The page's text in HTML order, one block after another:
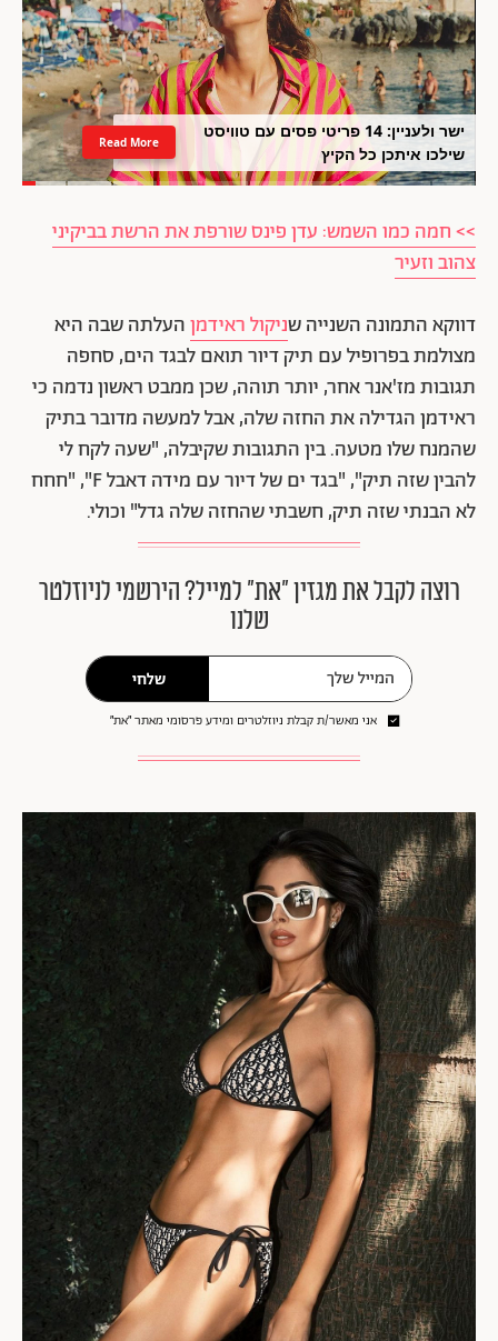
ישר ולעניין: 14 פריטי פסים עם טוויסט
שילכו איתכן כל הקיץ
Read More
>> חמה כמו השמש: עדן פינס שורפת את הרשת בביקיני
צהוב וזעיר
דווקא התמונה השנייה שניקול ראידמןהעלתה שבה היא
מצולמת בפרופיל עם תיק דיור תואם לבגד הים, סחפה
תגובות מז'אנר אחר, יותר תוהה, שכן ממבט ראשון נדמה כי
ראידמן הגדילה את החזה שלה, אבל למעשה מדובר בתיק
שהמנח שלו מטעה. בין התגובות שקיבלה, "שעה לקח לי
להבין שזה תיק", "בגד ים של דיור עם מידה דאבל F", "חחח
לא הבנתי שזה תיק, חשבתי שהחזה שלה גדל" וכולי.
רוצה לקבל את מגזין ״את״ למייל? הירשמי לניוזלטר
שלנו
שלחי
אני מאשר/ת קבלת ניוזלטרים ומידע פרסומי מאתר ״את״